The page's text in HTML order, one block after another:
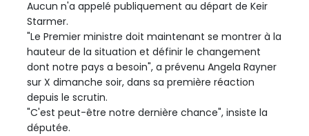
Aucun n'a appelé publiquement au départ de Keir
Starmer.
"Le Premier ministre doit maintenant se montrer à la
hauteur de la situation et définir le changement
dont notre pays a besoin", a prévenu Angela Rayner
sur X dimanche soir, dans sa première réaction
depuis le scrutin.
"C'est peut-être notre dernière chance", insiste la
députée.